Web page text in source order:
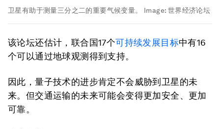
卫星有助于测量三分之二的重要气候变量。 Image: 世界经济论坛
该论坛还估计，联合国17个可持续发展目标中有16
个可以通过地球观测得到支持。
因此，量子技术的进步肯定不会威胁到卫星的未
来。但交通运输的未来可能会变得更加安全、更加
可靠。